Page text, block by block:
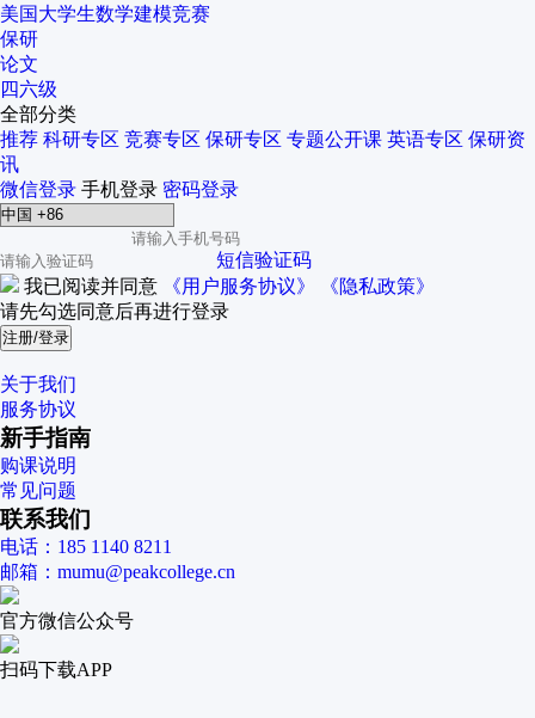
美国大学生数学建模竞赛
保研
论文
四六级
全部分类
推荐 科研专区 竞赛专区 保研专区 专题公开课 英语专区 保研资
讯
微信登录 手机登录 密码登录
短信验证码
我已阅读并同意
《用户服务协议》
《隐私政策》
请先勾选同意后再进行登录
注册/登录
关于我们
服务协议
新手指南
购课说明
常见问题
联系我们
电话：185 1140 8211
邮箱：mumu@peakcollege.cn
官方微信公众号
扫码下载APP